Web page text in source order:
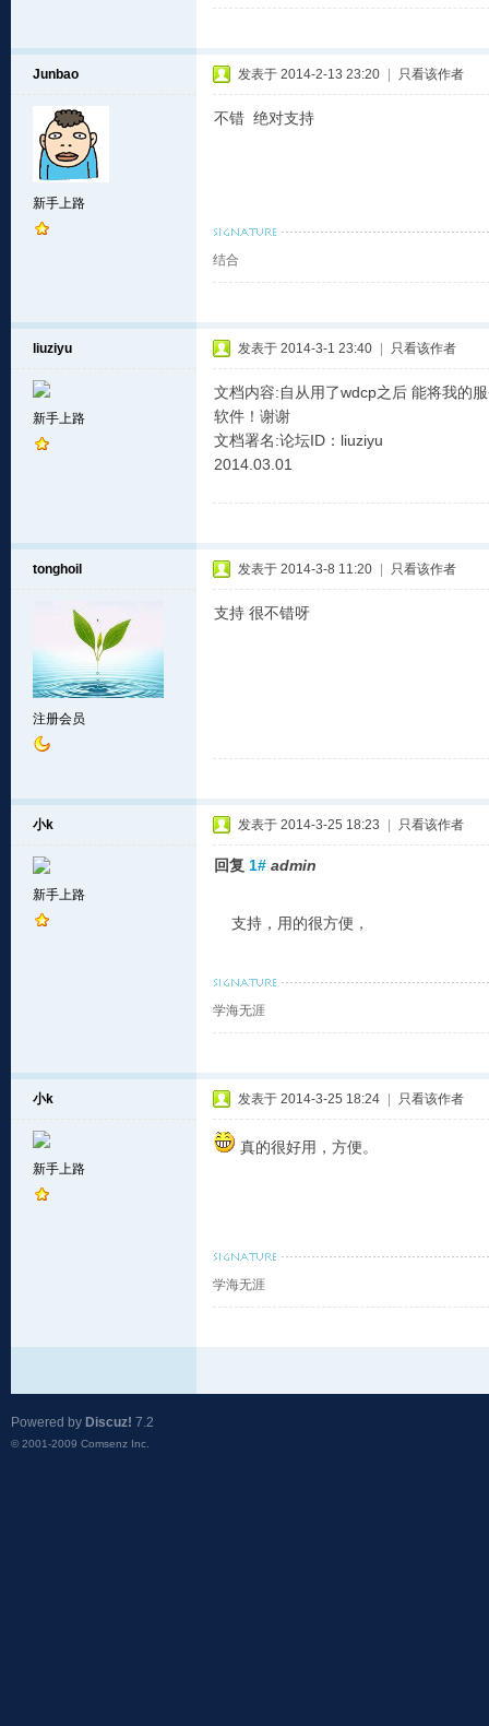
Junbao
新手上路
发表于 2014-2-13 23:20 只看该作者
不错 绝对支持
结合
liuziyu
新手上路
发表于 2014-3-1 23:40 只看该作者
文档内容:自从用了wdcp之后 能将我的
软件！谢谢
文档署名:论坛ID：liuziyu
2014.03.01
tonghoil
注册会员
发表于 2014-3-8 11:20 只看该作者
支持 很不错呀
小k
新手上路
发表于 2014-3-25 18:23 只看该作者
回复 1# admin
支持，用的很方便，
学海无涯
小k
新手上路
发表于 2014-3-25 18:24 只看该作者
真的很好用，方便。
学海无涯
Powered by Discuz! 7.2
© 2001-2009 Comsenz Inc.